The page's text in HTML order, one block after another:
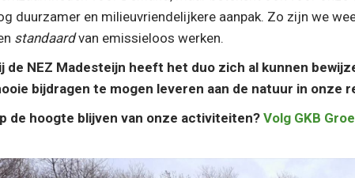
duurzamer en milieuvriendelijkere aanpak. Zo zijn we
standaardvan emissieloos werken.
de NEZ Madesteijn heeft het duo zich al kunnen
bijdragen te mogen leveren aan de natuur in onze
de hoogte blijven van onze activiteiten? Volg GKB